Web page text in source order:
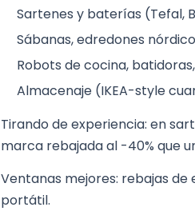
cualquier persona que
disfrutar de un descanso de
Sartenes y baterías (Tefal,
Sábanas, edredones
Robots de cocina,
Almacenaje (IKEA-style
Tirando de experiencia: en
marca rebajada al -40% que
Ventanas mejores: rebajas
portátil.